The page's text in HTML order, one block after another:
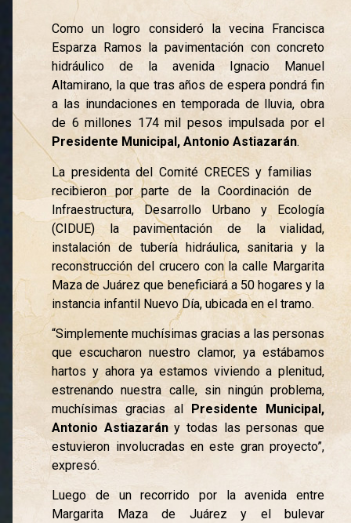
Como un logro consideró la vecina Francisca
Esparza Ramos la pavimentación con concreto
hidráulico de la avenida Ignacio Manuel
Altamirano, la que tras años de espera pondrá fin
a las inundaciones en temporada de lluvia, obra
de 6 millones 174 mil pesos impulsada por el
Presidente Municipal, Antonio Astiazarán.
La presidenta del Comité CRECES y familias
recibieron por parte de la Coordinación de
Infraestructura, Desarrollo Urbano y Ecología
(CIDUE) la pavimentación de la vialidad,
instalación de tubería hidráulica, sanitaria y la
reconstrucción del crucero con la calle Margarita
Maza de Juárez que beneficiará a 50 hogares y la
instancia infantil Nuevo Día, ubicada en el tramo.
“Simplemente muchísimas gracias a las personas
que escucharon nuestro clamor, ya estábamos
hartos y ahora ya estamos viviendo a plenitud,
estrenando nuestra calle, sin ningún problema,
muchísimas gracias al Presidente Municipal,
Antonio Astiazarány todas las personas que
estuvieron involucradas en este gran proyecto”,
expresó.
Luego de un recorrido por la avenida entre
Margarita Maza de Juárez y el bulevar